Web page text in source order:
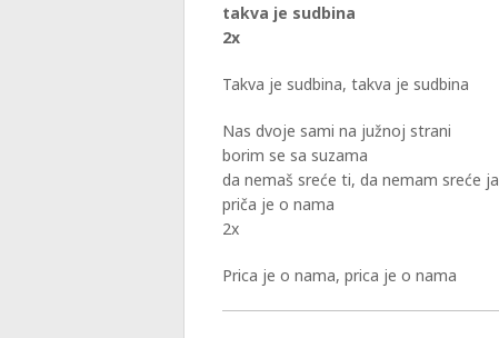
takva je sudbina
2x
Takva je sudbina, takva je sudbina
Nas dvoje sami na južnoj strani
borim se sa suzama
da nemaš sreće ti, da nemam sreće ja
priča je o nama
2x
Prica je o nama, prica je o nama